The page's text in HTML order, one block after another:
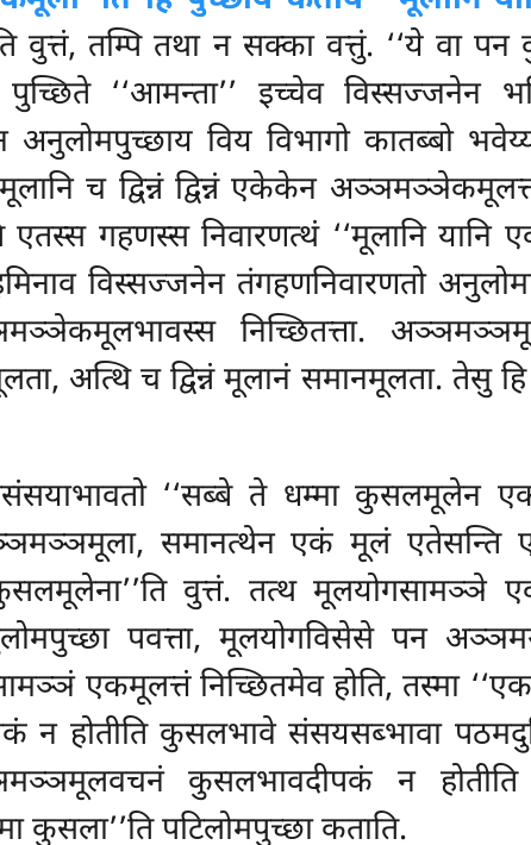
वुत्तं, तम्पि तथा न सक्का वत्तुं. ‘‘ये वा
‘‘आमन्ता’’ इच्चेव विस्सज्जनेन
विय विभागो कातब्बो
च द्विन्नं द्विन्नं एकेकेन
गहणस्स निवारणत्थं ‘‘मूलानि यानि
विस्सज्जनेन तंगहणनिवारणतो
निच्छितत्ता.
अत्थि च द्विन्नं मूलानं समानमूलता. तेसु
‘‘सब्बे ते धम्मा कुसलमूलेन
समानत्थेन एकं मूलं एतेसन्ति
वुत्तं. तत्थ मूलयोगसामञ्ञे
पवत्ता, मूलयोगविसेसे पन
एकमूलत्तं निच्छितमेव होति, तस्मा
होतीति कुसलभावे संसयसब्भावा
कुसलभावदीपकं न
कुसला’’ति पटिलोमपुच्छा कताति.